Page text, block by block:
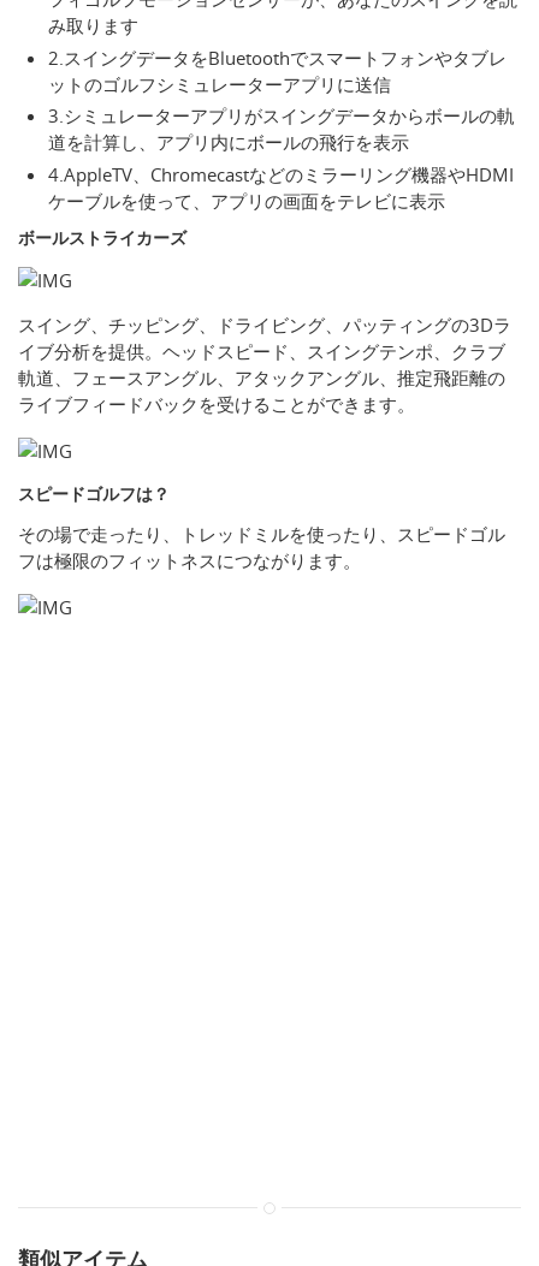
み取ります
2.スイングデータをBluetoothでスマートフォンやタブレ
ットのゴルフシミュレーターアプリに送信
3.シミュレーターアプリがスイングデータからボールの軌
道を計算し、アプリ内にボールの飛行を表示
4.AppleTV、Chromecastなどのミラーリング機器やHDMI
ケーブルを使って、アプリの画面をテレビに表示
ボールストライカーズ
スイング、チッピング、ドライビング、パッティングの3Dラ
イブ分析を提供。ヘッドスピード、スイングテンポ、クラブ
軌道、フェースアングル、アタックアングル、推定飛距離の
ライブフィードバックを受けることができます。
スピードゴルフは？
その場で走ったり、トレッドミルを使ったり、スピードゴル
フは極限のフィットネスにつながります。
類似アイテム